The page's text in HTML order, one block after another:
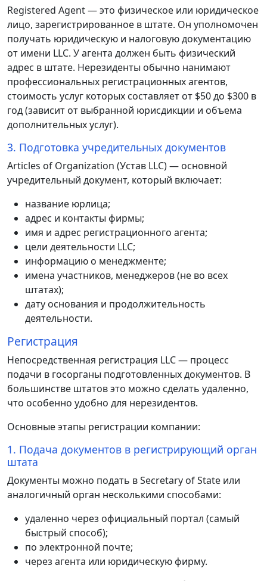
Registered Agent — это физическое или юридическое
лицо, зарегистрированное в штате. Он уполномочен
получать юридическую и налоговую документацию
от имени LLC. У агента должен быть физический
адрес в штате. Нерезиденты обычно нанимают
профессиональных регистрационных агентов,
стоимость услуг которых составляет от $50 до $300 в
год (зависит от выбранной юрисдикции и объема
дополнительных услуг).
3. Подготовка учредительных документов
Articles of Organization (Устав LLC) — основной
учредительный документ, который включает:
название юрлица;
адрес и контакты фирмы;
имя и адрес регистрационного агента;
цели деятельности LLC;
информацию о менеджменте;
имена участников, менеджеров (не во всех
штатах);
дату основания и продолжительность
деятельности.
Регистрация
Непосредственная регистрация LLC — процесс
подачи в госорганы подготовленных документов. В
большинстве штатов это можно сделать удаленно,
что особенно удобно для нерезидентов.
Основные этапы регистрации компании:
1. Подача документов в регистрирующий орган
штата
Документы можно подать в Secretary of State или
аналогичный орган несколькими способами:
удаленно через официальный портал (самый
быстрый способ);
по электронной почте;
через агента или юридическую фирму.